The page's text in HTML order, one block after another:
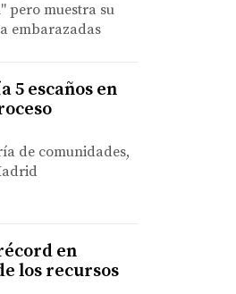
pero muestra su
embarazadas
5 escaños en
de comunidades,
en
los recursos